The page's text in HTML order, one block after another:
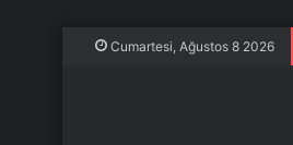
Cumartesi, Ağustos 8 2026